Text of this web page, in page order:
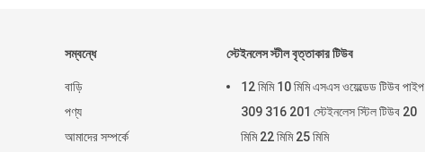
সম্বন্ধে
বাড়ি
পণ্য
আমাদের সম্পর্কে
স্টেইনলেস স্টীল বৃত্তাকার টিউব
12 মিমি 10 মিমি এসএস ওয়েল্ডেড টিউব পাইপ
309 316 201 স্টেইনলেস স্টিল টিউব 20
মিমি 22 মিমি 25 মিমি